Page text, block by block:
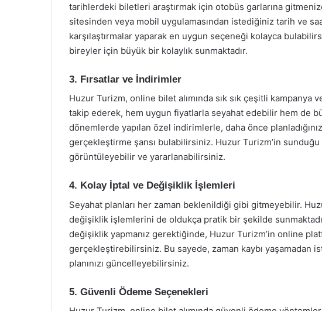
tarihlerdeki biletleri araştırmak için otobüs garlarına
sitesinden veya mobil uygulamasından istediğiniz tarih ve
karşılaştırmalar yaparak en uygun seçeneği kolayca
bireyler için büyük bir kolaylık sunmaktadır.
3. Fırsatlar ve İndirimler
Huzur Turizm, online bilet alımında sık sık çeşitli kampanya
takip ederek, hem uygun fiyatlarla seyahat edebilir hem de
dönemlerde yapılan özel indirimlerle, daha önce
gerçekleştirme şansı bulabilirsiniz. Huzur Turizm’in
görüntüleyebilir ve yararlanabilirsiniz.
4. Kolay İptal ve Değişiklik İşlemleri
Seyahat planları her zaman beklenildiği gibi gitmeyebilir.
değişiklik işlemlerini de oldukça pratik bir şekilde
değişiklik yapmanız gerektiğinde, Huzur Turizm’in online
gerçekleştirebilirsiniz. Bu sayede, zaman kaybı yaşamadan
planınızı güncelleyebilirsiniz.
5. Güvenli Ödeme Seçenekleri